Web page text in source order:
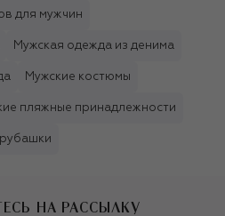
для мужчин
Мужская одежда из денима
Мужские костюмы
пляжные принадлежности
НА РАССЫЛКУ